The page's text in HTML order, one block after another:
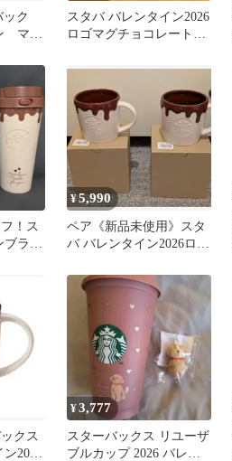
ック
マグ
スタバ バレンタイン2026
ロゴマグチョコレート
！ス
ラー
¥5,990
ペア《新品未使用》スタ
バ バレンタイン2026ロゴ
クス
2026
¥3,777
スターバックス リユーザ
ブルカップ 2026 バレン